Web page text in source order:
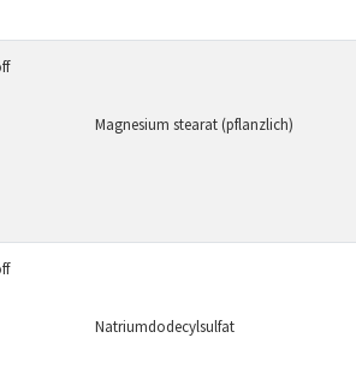
Magnesium stearat (pflanzlich)
Natriumdodecylsulfat